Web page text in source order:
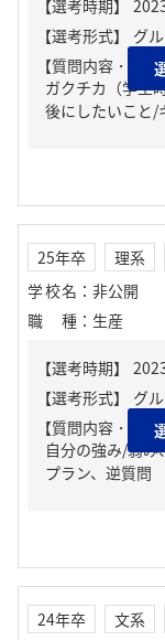
【質問内容・課題
ガクチカ（学生
後にしたいこと/
25年卒 理系
学校名 ： 非公開
職種 ： 生産
【質問内容・課題
自分の強み/弱
プラン、逆質問
24年卒 文系